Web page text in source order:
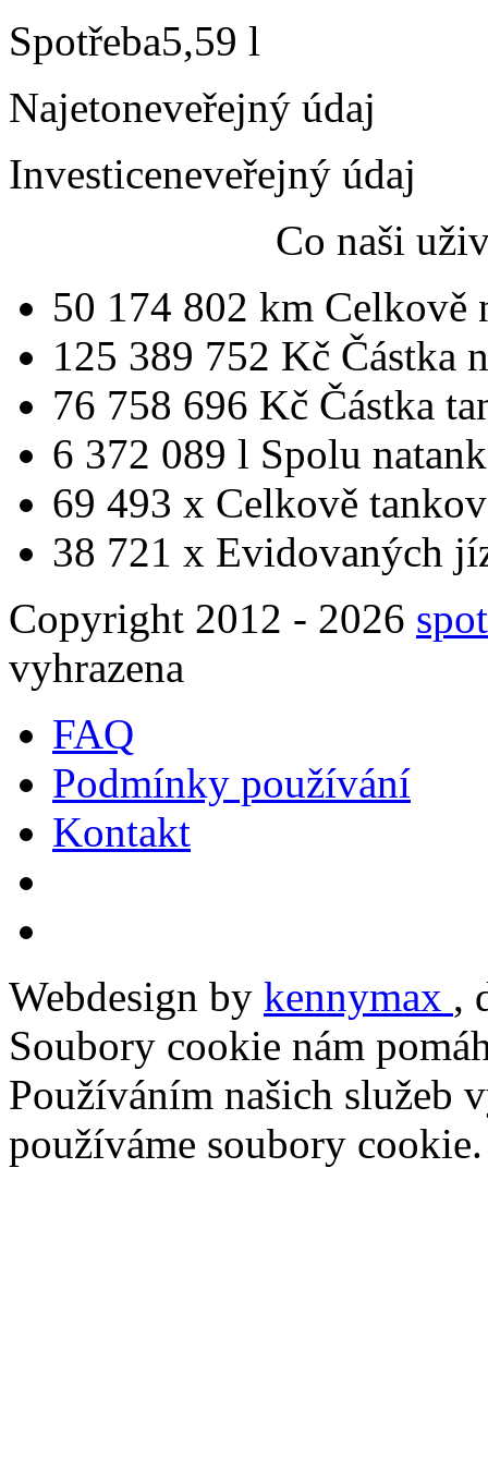
Spotřeba5,59 l
Najetoneveřejný údaj
Investiceneveřejný údaj
Co naši
50 174 802 km Celkově
125 389 752 Kč Částka
76 758 696 Kč Částka
6 372 089 l Spolu
69 493 x Celkově
38 721 x Evidovaných
Copyright 2012 - 2026
vyhrazena
FAQ
Podmínky používání
Kontakt
Webdesign by kennymax ,
Soubory cookie nám
Používáním našich služeb
používáme soubory